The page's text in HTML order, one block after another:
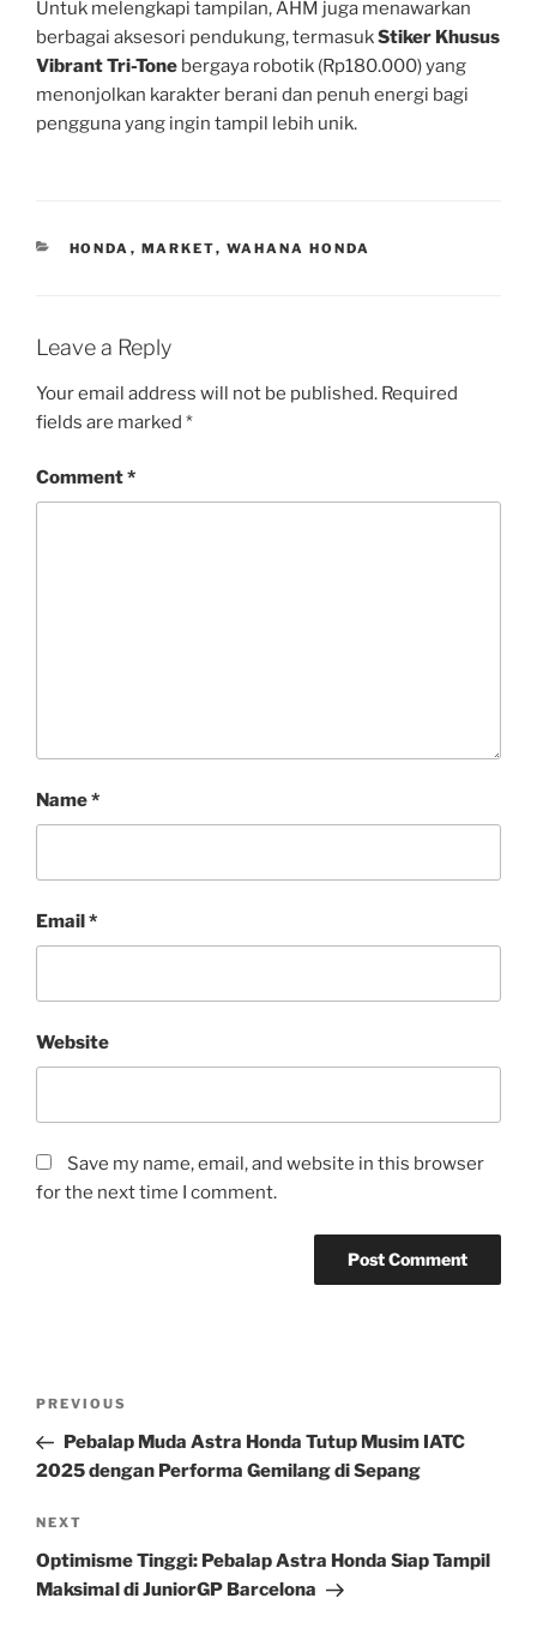
Untuk melengkapi tampilan, AHM juga menawarkan
berbagai aksesori pendukung, termasukStiker Khusus
Vibrant Tri-Tone bergaya robotik (Rp180.000) yang
menonjolkan karakter berani dan penuh energi bagi
pengguna yang ingin tampil lebih unik.
CATEGORIES
HONDA , MARKET, WAHANA HONDA
Leave a Reply
Your email address will not be published. Required
fields are marked *
Comment*
Name*
Email *
Website
Save my name, email, and website in this browser
for the next time I comment.
Previous
Post
PREVIOUS
Pebalap Muda Astra Honda Tutup Musim IATC
2025 dengan Performa Gemilang di Sepang
Next
Post
NEXT
Optimisme Tinggi: Pebalap Astra Honda Siap Tampil
Maksimal di JuniorGP Barcelona